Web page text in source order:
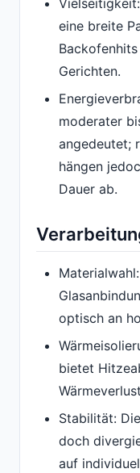
eine breite
Gerichten.
moderater
angedeutet;
hängen
Dauer ab.
optisch an
bietet
Stabilität:
doch
auf